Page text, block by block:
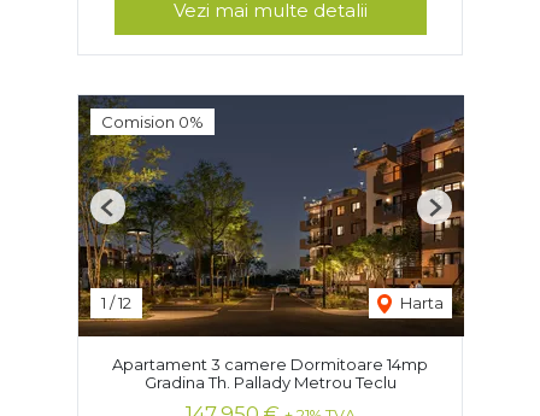
Vezi mai multe detalii
Comision 0%
1 /12 Harta
Previous Next
Apartament 3 camere Dormitoare 14mp
Gradina Th. Pallady Metrou Teclu